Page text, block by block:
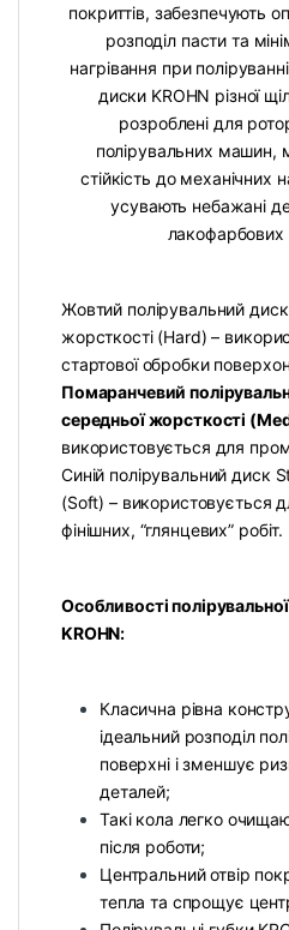
покриттів, забезпечують
розподіл пасти та
нагрівання при
диски KROHN різної
розроблені для
полірувальних машин,
стійкість до механічних
усувають небажані
лакофарбових
Жовтий полірувальний
жорсткості (Hard) –
стартової обробки
Помаранчевий
середньої жорсткості
використовується для
Синій полірувальний диск
(Soft) – використовується
фінішних, “глянцевих” робіт.
Особливості
KROHN:
Класична рівна
ідеальний розподіл
поверхні і зменшує
деталей;
Такі кола легко
після роботи;
Центральний отвір
тепла та спрощує